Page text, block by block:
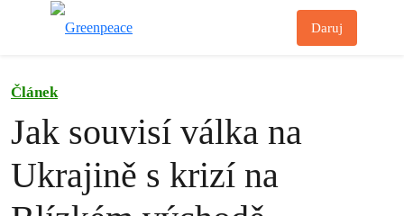
Daruj
Článek
Jak souvisí válka na
Ukrajině s krizí na